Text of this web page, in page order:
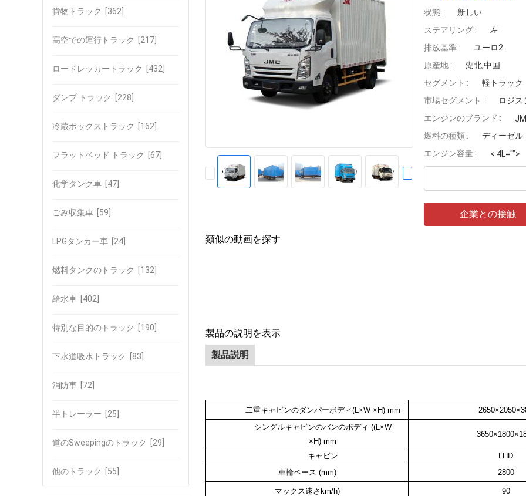
貨物トラック [362]
高空での運行トラック [217]
ロードレッカートラック [432]
ダンプ トラック [228]
冷蔵ボックストラック [162]
フラットベッド トラック [67]
化学タンク車 [47]
ごみ収集車 [59]
LPGタンカー車 [24]
燃料タンクのトラック [132]
給水車 [402]
特別な目的のトラック [190]
下水道吸水トラック [83]
消防車 [72]
半トレーラー [25]
道のSweepingのトラック [29]
他のトラック [55]
状態 :
新しい
ステアリング :
左
排放基準 :
ユーロ2
原産地 :
湖北,中国
セグメント :
軽トラック
市場セグメント :
ロジス
エンジンのブランド :
燃料の種類 :
ディーゼル
エンジン容量 :
< 4L="">
企業との接触
類似の動画を探す
製品の説明を表示
製品説明
二重キャビンのダンパーボディ(L×W ×H) mm
シングルキャビンのバンのボディ ((L×W
×H) mm
キャビン
LHD
車輪ベース (mm)
2800
マックス速さ km/h) 90